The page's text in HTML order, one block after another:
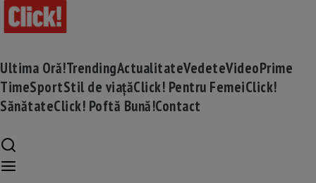
Ultima Oră!TrendingActualitateVedeteVideoPrime
TimeSportStil de viațăClick! Pentru FemeiClick!
SănătateClick! Poftă Bună!Contact